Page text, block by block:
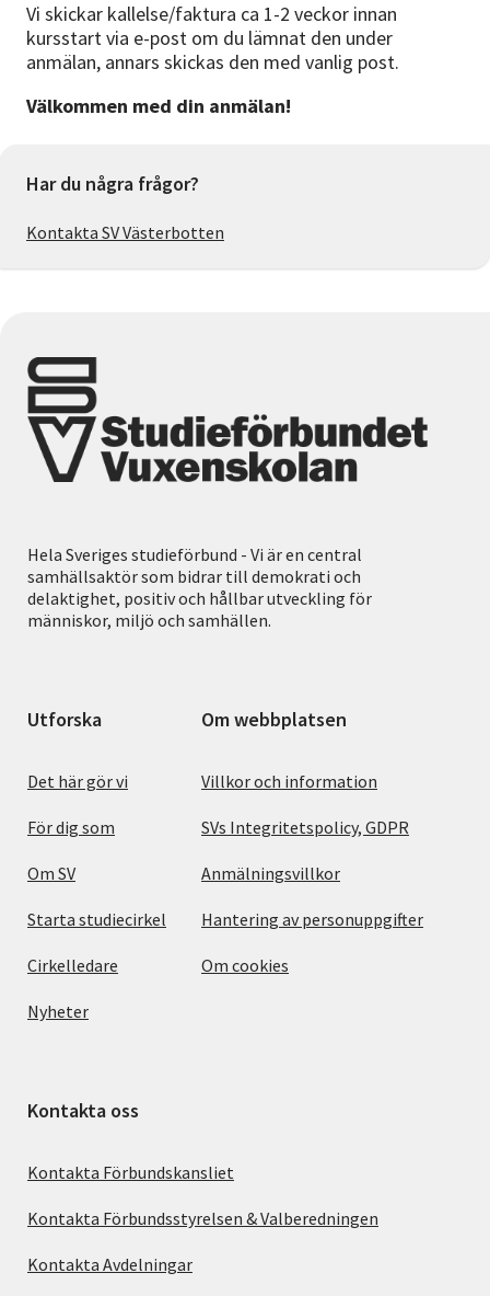
Vi skickar kallelse/faktura ca 1-2 veckor innan
kursstart via e-post om du lämnat den under
anmälan, annars skickas den med vanlig post.
Välkommen med din anmälan!
Har du några frågor?
Kontakta SV Västerbotten
Hela Sveriges studieförbund - Vi är en central
samhällsaktör som bidrar till demokrati och
delaktighet, positiv och hållbar utveckling för
människor, miljö och samhällen.
Utforska
Det här gör vi
För dig som
Om SV
Starta studiecirkel
Cirkelledare
Nyheter
Om webbplatsen
Villkor och information
SVs Integritetspolicy, GDPR
Anmälningsvillkor
Hantering av personuppgifter
Om cookies
Kontakta oss
Kontakta Förbundskansliet
Kontakta Förbundsstyrelsen & Valberedningen
Kontakta Avdelningar